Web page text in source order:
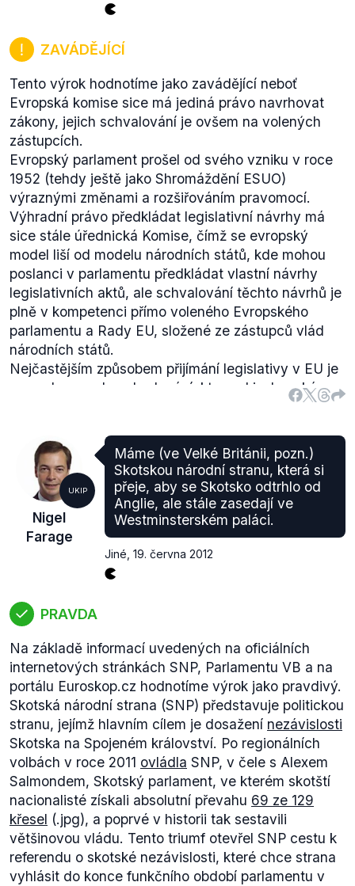
ZAVÁDĚJÍCÍ
Tento výrok hodnotíme jako zavádějící neboť
Evropská komise sice má jediná právo navrhovat
zákony, jejich schvalování je ovšem na volených
zástupcích.
Evropský parlament prošel od svého vzniku v roce
1952 (tehdy ještě jako Shromáždění ESUO)
výraznými změnami a rozšiřováním pravomocí.
Výhradní právo předkládat legislativní návrhy má
sice stále úřednická Komise, čímž se evropský
model liší od modelu národních států, kde mohou
poslanci v parlamentu předkládat vlastní návrhy
legislativních aktů, ale schvalování těchto návrhů je
plně v kompetenci přímo voleného Evropského
parlamentu a Rady EU, složené ze zástupců vlád
národních států.
Nejčastějším způsobem přijímání legislativy v EU je
procedura spolurozhodování, kterou Lisabonská
právo podnikat a žít v jiném členském státě, služby,
vnitřní trh, školství a vzdělávání (pobídková
opatření), spotřebitelská politika, transevropské sítě
(pokyny), životní prostředí (všeobecný akční plán),
kultura (pobídková opatření) a výzkum (rámcový
program). Po přijetí Lisabonské smlouvy se
procedura spolurozhodování používá v 95
procentech případů. V rámci této procedury je
postavení Rady EU. Projednávaný legislativní návrh
Evropský parlament má tedy reálné právo veta a ne
jen možnost legislativní proces zpožďovat.
Vedle procedury spolurozhodování, tzv. řádného
postupu, existují ještě zvláštní postupy. Ty se
používají u politicky citlivých rozhodnutí. Ani v
těchto případech však neleží legislativní pravomoc
pouze v rukou Komise a její návrh musí být přijat
buď Radou spolu s vyádřením Parlamentu (v
případě tzv. konzultace), nebo Radou po vyjádření
souhlasu Parlamentu (v případě tzv. souhlasu).
(zdrojEurActiv)
UKIP
Nigel
Farage
Máme (ve Velké Británii, pozn.)
Skotskou národní stranu, která si
přeje, aby se Skotsko odtrhlo od
Anglie, ale stále zasedají ve
Westminsterském paláci.
Jiné 19. června 2012
PRAVDA
Na základě informací uvedených na oficiálních
internetových stránkách SNP, Parlamentu VB a na
portálu Euroskop.cz hodnotíme výrok jako pravdivý.
Skotská národní strana (SNP) představuje politickou
stranu, jejímž hlavním cílem je dosažení nezávislosti
Skotska na Spojeném království. Po regionálních
volbách v roce 2011 ovládla SNP, v čele s Alexem
Salmondem, Skotský parlament, ve kterém skotští
nacionalisté získali absolutní převahu 69 ze 129
křesel (.jpg), a poprvé v historii tak sestavili
většinovou vládu. Tento triumf otevřel SNP cestu k
referendu o skotské nezávislosti, které chce strana
vyhlásit do konce funkčního období parlamentu v